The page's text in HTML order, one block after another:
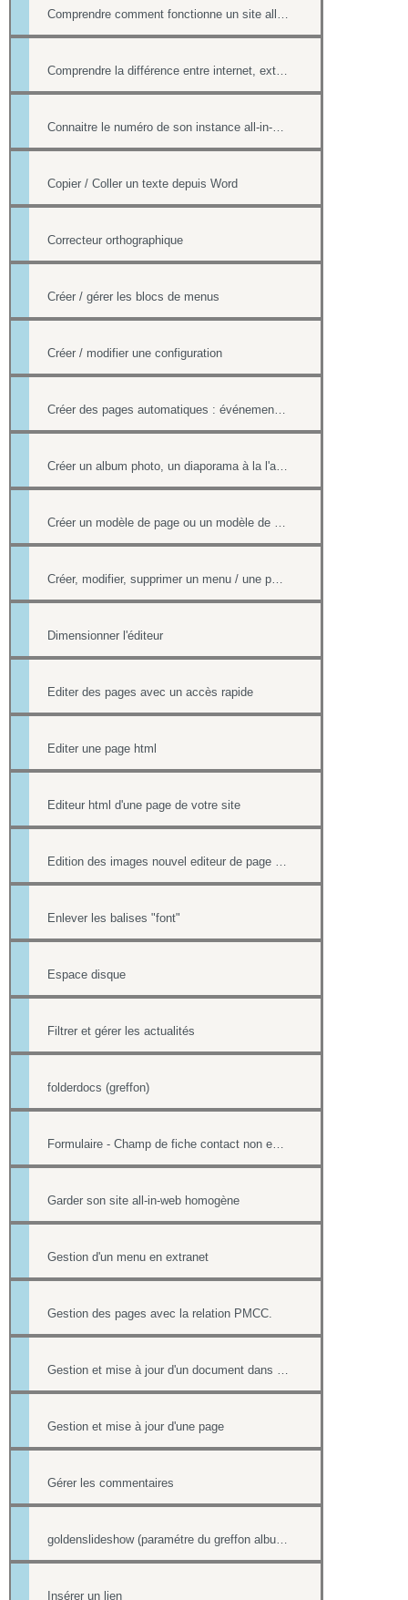
Copier / Coller un texte depuis Word
Correcteur orthographique
Créer / gérer les blocs de menus
Créer / modifier une configuration
Dimensionner l'éditeur
Editer des pages avec un accès rapide
Editer une page html
Editeur html d'une page de votre site
Enlever les balises "font"
Espace disque
Filtrer et gérer les actualités
folderdocs (greffon)
Garder son site all-in-web homogène
Gestion d'un menu en extranet
Gestion des pages avec la relation PMCC.
Gestion et mise à jour d'une page
Gérer les commentaires
Insérer un lien